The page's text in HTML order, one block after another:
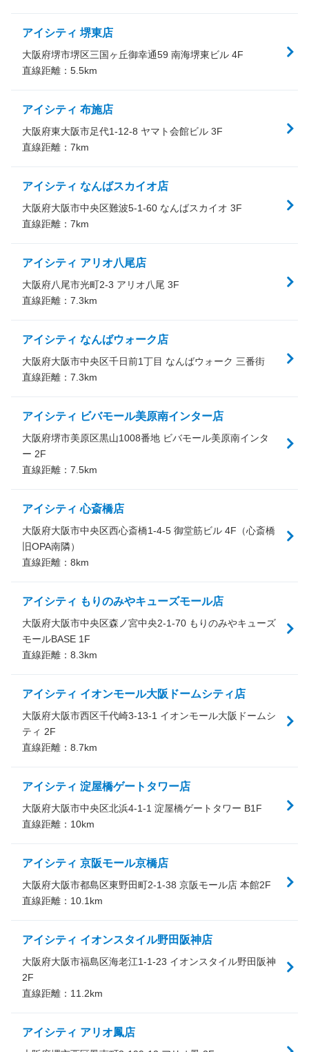
アイシティ 堺東店
大阪府堺市堺区三国ヶ丘御幸通59 南海堺東ビル 4F
直線距離： 5.5km
アイシティ 布施店
大阪府東大阪市足代1-12-8 ヤマト会館ビル 3F
直線距離： 7km
アイシティ なんばスカイオ店
大阪府大阪市中央区難波5-1-60 なんばスカイオ 3F
直線距離： 7km
アイシティ アリオ八尾店
大阪府八尾市光町2-3 アリオ八尾 3F
直線距離： 7.3km
アイシティ なんばウォーク店
大阪府大阪市中央区千日前1丁目 なんばウォーク 三番街
直線距離： 7.3km
アイシティ ビバモール美原南インター店
大阪府堺市美原区黒山1008番地 ビバモール美原南インタ
ー 2F
直線距離： 7.5km
アイシティ 心斎橋店
大阪府大阪市中央区西心斎橋1-4-5 御堂筋ビル 4F（心斎橋
旧OPA南隣）
直線距離： 8km
アイシティ もりのみやキューズモール店
大阪府大阪市中央区森ノ宮中央2-1-70 もりのみやキューズ
モールBASE 1F
直線距離： 8.3km
アイシティ イオンモール大阪ドームシティ店
大阪府大阪市西区千代崎3-13-1 イオンモール大阪ドームシ
ティ 2F
直線距離： 8.7km
アイシティ 淀屋橋ゲートタワー店
大阪府大阪市中央区北浜4-1-1 淀屋橋ゲートタワー B1F
直線距離： 10km
アイシティ 京阪モール京橋店
大阪府大阪市都島区東野田町2-1-38 京阪モール店 本館2F
直線距離： 10.1 km
アイシティ イオンスタイル野田阪神店
大阪府大阪市福島区海老江1-1-23 イオンスタイル野田阪神
2F
直線距離： 11.2km
アイシティ アリオ鳳店